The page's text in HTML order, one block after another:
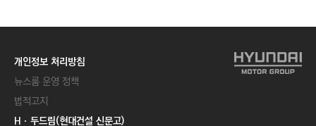
개인정보 처리방침
뉴스룸 운영 정책
법적고지
Hㆍ두드림(현대건설 신문고)